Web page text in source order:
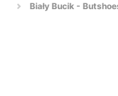
Biały Bucik -